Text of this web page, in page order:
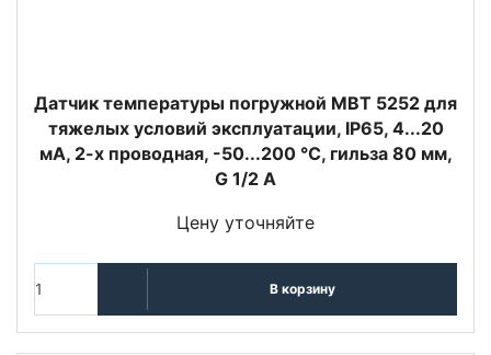
Датчик температуры погружной MBT 5252 для
тяжелых условий эксплуатации, IP65, 4...20
мА, 2-х проводная, -50...200 °C, гильза 80 мм,
G 1/2 А
Цену уточняйте
В корзину